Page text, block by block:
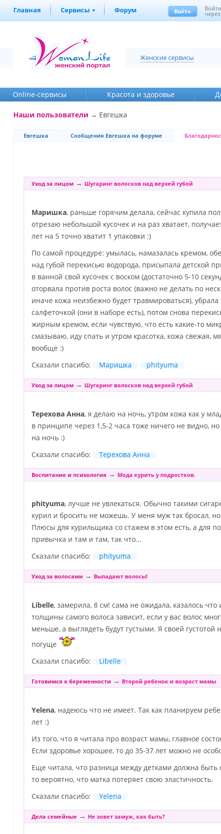
Главная Сервисы Форум Войти
Женские сервисы
Online-cервисы Красота и здоровье
Наши пользователи → Евгешка
Евгешка Сообщения Евгешка на форуме
Уход за лицом → Шугаринг волосков над верхей губой
Маришка, раньше горячим делала, сейчас купила
отрезаю небольшой кусочек и на раз хватает,
лет на 5 точно хватит 1 упаковки :)
По самой процедуре: умылась, намазалась кремом,
над губой перекисью водорода, присыпала детской
в ванной свой кусочек с воском (достаточно 5-10
оторвала против роста волос (важно не делать по
иначе кожа неизбежно будет травмироваться),
салфеточкой (они в наборе есть), потом снова
жирным кремом, если чувствую, что есть какие-то
смазываю, иду спать и утром красотка, кожа свежая,
вообще :)
Сказали спасибо:
Маришка phityuma
Уход за лицом → Шугаринг волосков над верхей губой
Терехова Анна, я делаю на ночь, утром кожа как у
в принципе через 1,5-2 часа тоже ничего не видно,
на ночь :)
Сказали спасибо:
Терехова Анна
Воспитание и психология → Мода курить у подростков.
phityuma, лучше не увлекаться. Обычно такими
курил и бросить не можешь. У меня муж так бросал,
Плюсы для курильщика со стажем в этом есть, а для
привычка и там и там, так что...
Сказали спасибо:
phityuma
Уход за волосами → Выпадают волосы!
Libelle, замерила, 8 см! сама не ожидала, казалось
толщины самого волоса зависит, если у вас волос
меньше, а выглядеть будут густыми. Я своей густотой
погуще
Сказали спасибо:
Libelle
Готовимся к беременности → Второй ребенок и возраст мамы
Yelena, надеюсь что не имеет. Так как планируем
лет :)
Из того, что я читала про возраст мамы, главное
Если здоровье хорошее, то до 35-37 лет можно не
Еще читала, что разница между детками должна быть
то вероятно, что матка потеряет свою эластичность.
Сказали спасибо:
Yelena
Дела семейные → Не зовет замуж, как быть?